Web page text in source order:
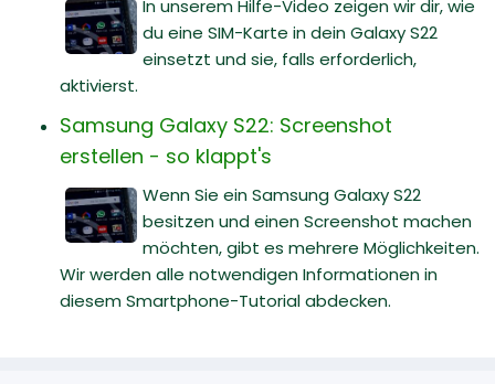
In unserem Hilfe-Video zeigen wir dir, wie
du eine SIM-Karte in dein Galaxy S22
einsetzt und sie, falls erforderlich,
aktivierst.
Samsung Galaxy S22: Screenshot
erstellen - so klappt's
Wenn Sie ein Samsung Galaxy S22
besitzen und einen Screenshot machen
möchten, gibt es mehrere Möglichkeiten.
Wir werden alle notwendigen Informationen in
diesem Smartphone-Tutorial abdecken.